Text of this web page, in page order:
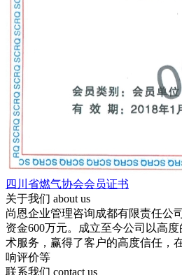
四川省燃气协会会员证书
关于我们 about us
尚恩企业管理咨询成都有限责任公
资金600万元。成立至今公司以高
术服务，赢得了客户的高度信任，
响评价等
联系我们 contact us